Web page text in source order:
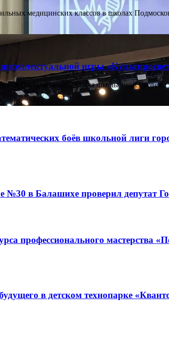
медицинских классов в школах
игры
«Культпросвет-2026» для школьников
боёв школьной лиги
№30 в Балашихе проверил депутат
профессионального мастерства
в детском технопарке